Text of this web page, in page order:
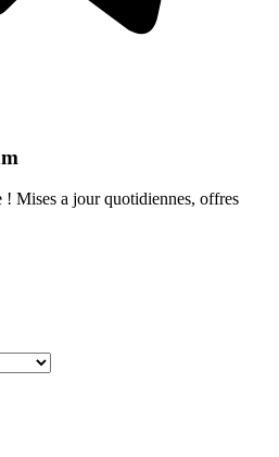
! Mises a jour quotidiennes, offres